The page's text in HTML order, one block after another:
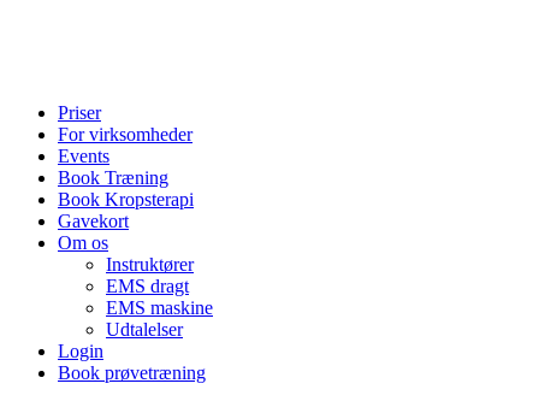
Priser
For virksomheder
Events
Book Træning
Book Kropsterapi
Gavekort
Om os
Instruktører
EMS dragt
EMS maskine
Udtalelser
Login
Book prøvetræning